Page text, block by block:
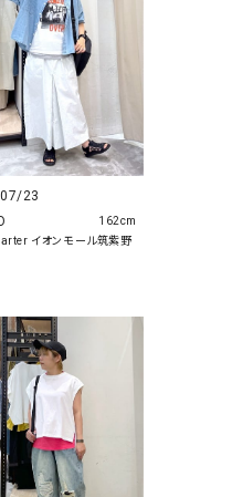
+phenix（フェニックス）
WILD THINGS（ワイルドシ
23
イオンモール筑紫野
162cm